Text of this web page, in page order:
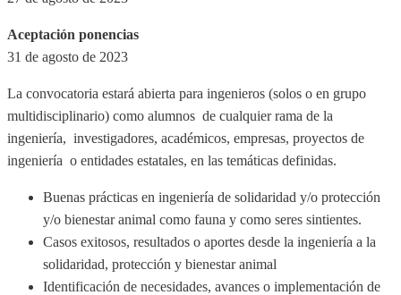
Aceptación ponencias
31 de agosto de 2023
La convocatoria estará abierta para ingenieros (solos o en grupo
multidisciplinario) como alumnos de cualquier rama de la
ingeniería, investigadores, académicos, empresas, proyectos de
ingeniería o entidades estatales, en las temáticas definidas.
Buenas prácticas en ingeniería de solidaridad y/o protección
y/o bienestar animal como fauna y como seres sintientes.
Casos exitosos, resultados o aportes desde la ingeniería a la
solidaridad, protección y bienestar animal
Identificación de necesidades, avances o implementación de